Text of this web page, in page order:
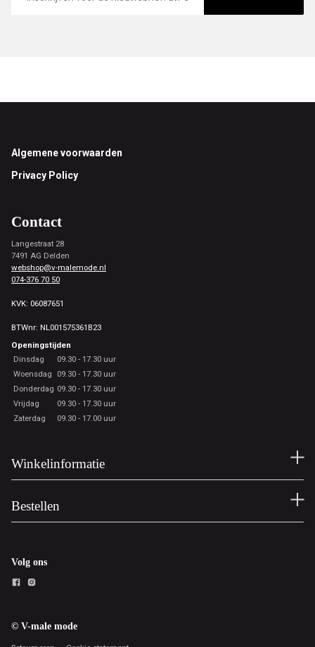
Footer
Algemene voorwaarden
Privacy Policy
Contact
Langestraat 28
7491 AG Delden
webshop@v-malemode.nl
074-376 70 50
KVK: 06087651
BTWnr: NL001575361B23
Openingstijden
Dinsdag
09.30 - 17.30 uur
Woensdag
09.30 - 17.30 uur
Donderdag 09.30 - 17.30 uur
Vrijdag
09.30 - 17.30 uur
Zaterdag
09.30 - 17.00 uur
Winkelinformatie
Bestellen
Volg ons
© V-male mode